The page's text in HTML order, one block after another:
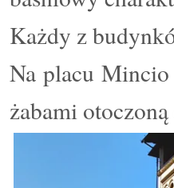
Każdy z
Na placu
żabami